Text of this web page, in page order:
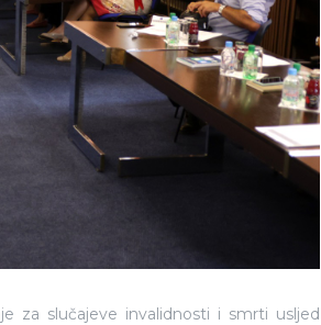
za slučajeve invalidnosti i smrti usljed